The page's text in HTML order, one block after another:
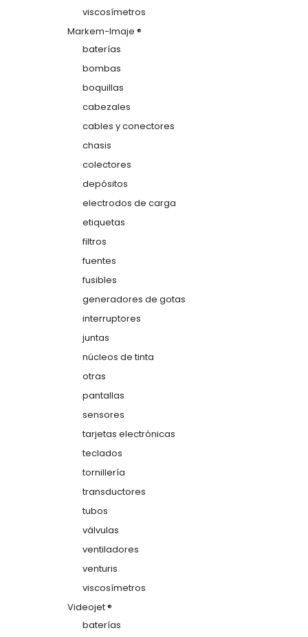
viscosímetros
Markem-Imaje ®
baterías
bombas
boquillas
cabezales
cables y conectores
chasis
colectores
depósitos
electrodos de carga
etiquetas
filtros
fuentes
fusibles
generadores de gotas
interruptores
juntas
núcleos de tinta
otras
pantallas
sensores
tarjetas electrónicas
teclados
tornillería
transductores
tubos
válvulas
ventiladores
venturis
viscosímetros
Videojet ®
baterías